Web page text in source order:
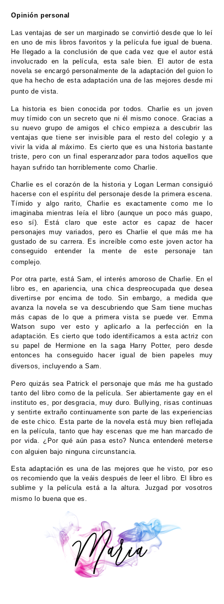
Opinión personal
Las ventajas de ser un marginado se convirtió desde que lo leí
en uno de mis libros favoritos y la película fue igual de buena.
He llegado a la conclusión de que cada vez que el autor está
involucrado en la película, esta sale bien. El autor de esta
novela se encargó personalmente de la adaptación del guion lo
que ha hecho de esta adaptación una de las mejores desde mi
punto de vista.
La historia es bien conocida por todos. Charlie es un joven
muy tímido con un secreto que ni él mismo conoce. Gracias a
su nuevo grupo de amigos el chico empieza a descubrir las
ventajas que tiene ser invisible para el resto del colegio y a
vivir la vida al máximo. Es cierto que es una historia bastante
triste, pero con un final esperanzador para todos aquellos que
hayan sufrido tan horriblemente como Charlie.
Charlie es el corazón de la historia y Logan Lerman consiguió
hacerse con el espíritu del personaje desde la primera escena.
Tímido y algo rarito, Charlie es exactamente como me lo
imaginaba mientras leía el libro (aunque un poco más guapo,
eso sí). Está claro que este actor es capaz de hacer
personajes muy variados, pero es Charlie el que más me ha
gustado de su carrera. Es increíble como este joven actor ha
conseguido entender la mente de este personaje tan
complejo.
Por otra parte, está Sam, el interés amoroso de Charlie. En el
libro es, en apariencia, una chica despreocupada que desea
divertirse por encima de todo. Sin embargo, a medida que
avanza la novela se va descubriendo que Sam tiene muchas
más capas de lo que a primera vista se puede ver. Emma
Watson supo ver esto y aplicarlo a la perfección en la
adaptación. Es cierto que todo identificamos a esta actriz con
su papel de Hermione en la saga Harry Potter, pero desde
entonces ha conseguido hacer igual de bien papeles muy
diversos, incluyendo a Sam.
Pero quizás sea Patrick el personaje que más me ha gustado
tanto del libro como de la película. Ser abiertamente gay en el
instituto es, por desgracia, muy duro. Bullying, risas continuas
y sentirte extraño continuamente son parte de las experiencias
de este chico. Esta parte de la novela está muy bien reflejada
en la película, tanto que hay escenas que me han marcado de
por vida. ¿Por qué aún pasa esto? Nunca entenderé meterse
con alguien bajo ninguna circunstancia.
Esta adaptación es una de las mejores que he visto, por eso
os recomiendo que la veáis después de leer el libro. El libro es
sublime y la película está a la altura. Juzgad por vosotros
mismo lo buena que es.